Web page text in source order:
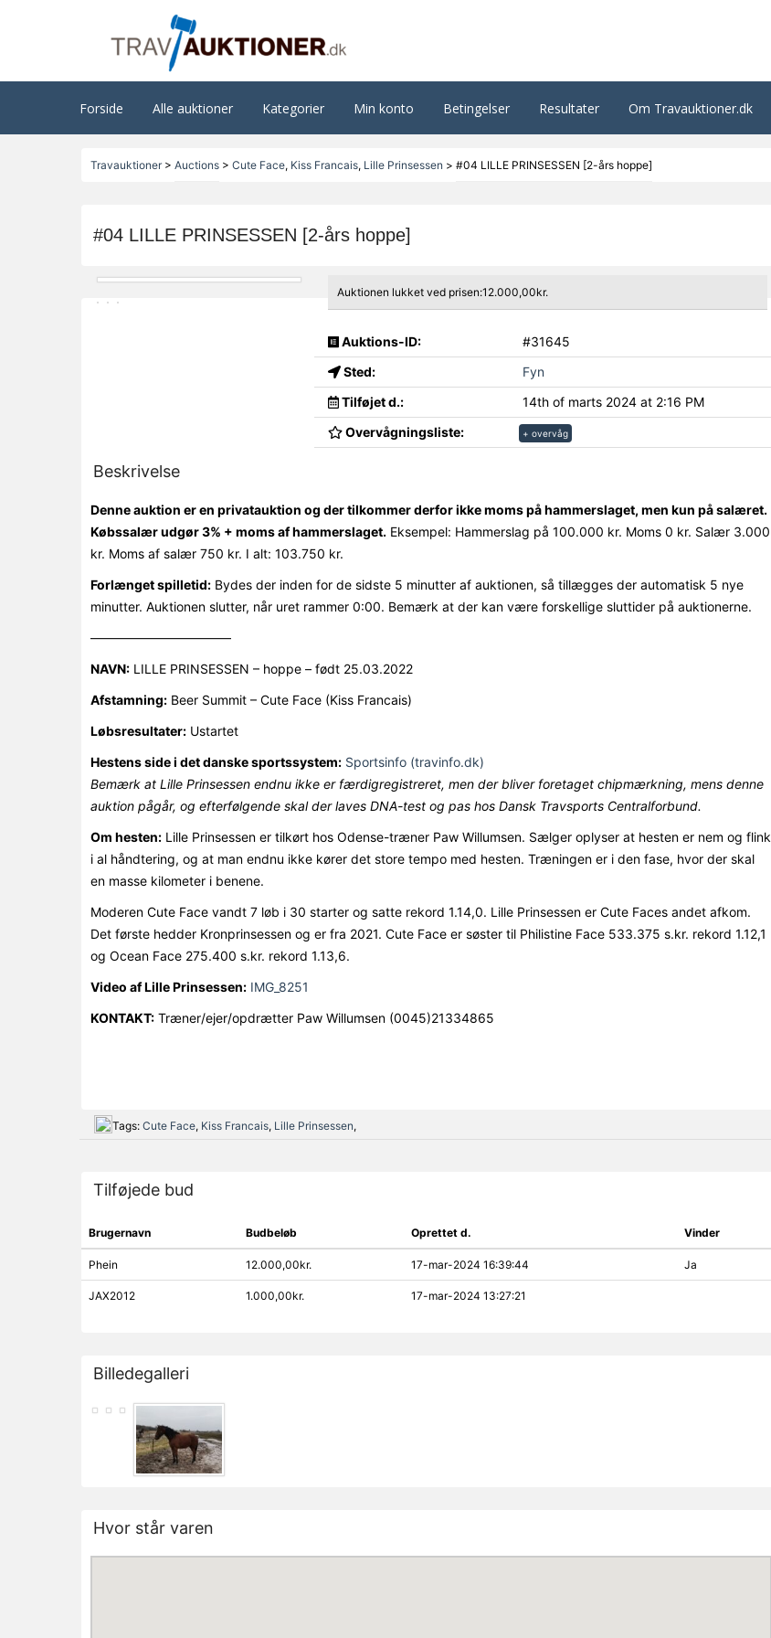
Forside Alle auktioner Kategorier Min konto Betingelser Resultater Om Travauktioner.dk
Travauktioner> Auctions> Cute Face, Kiss Francais, Lille Prinsessen > #04 LILLE PRINSESSEN [2-års hoppe]
#04 LILLE PRINSESSEN [2-års hoppe]
Auktionen lukket ved prisen:12.000,00kr.
Auktions-ID:
#31645
Sted:
Fyn
Tilføjet d.:
14th of marts 2024 at 2:16 PM
Overvågningsliste:
+ overvåg
Beskrivelse
Denne auktion er en privatauktion og der tilkommer derfor ikke moms på hammerslaget, men kun på salæret.
Købssalær udgør 3% + moms af hammerslaget.Eksempel: Hammerslag på 100.000 kr. Moms 0 kr. Salær 3.000
kr. Moms af salær 750 kr. I alt: 103.750 kr.
Forlænget spilletid:Bydes der inden for de sidste 5 minutter af auktionen, så tillægges der automatisk 5 nye
minutter. Auktionen slutter, når uret rammer 0:00. Bemærk at der kan være forskellige sluttider på auktionerne.
———————————
NAVN:LILLE PRINSESSEN – hoppe – født 25.03.2022
Afstamning:Beer Summit – Cute Face (Kiss Francais)
Løbsresultater:Ustartet
Hestens side i det danske sportssystem: Sportsinfo (travinfo.dk)
Bemærk at Lille Prinsessen endnu ikke er færdigregistreret, men der bliver foretaget chipmærkning, mens denne
auktion pågår, og efterfølgende skal der laves DNA-test og pas hos Dansk Travsports Centralforbund.
Om hesten:Lille Prinsessen er tilkørt hos Odense-træner Paw Willumsen. Sælger oplyser at hesten er nem og flink
i al håndtering, og at man endnu ikke kører det store tempo med hesten. Træningen er i den fase, hvor der skal
en masse kilometer i benene.
Moderen Cute Face vandt 7 løb i 30 starter og satte rekord 1.14,0. Lille Prinsessen er Cute Faces andet afkom.
Det første hedder Kronprinsessen og er fra 2021. Cute Face er søster til Philistine Face 533.375 s.kr. rekord 1.12,1
og Ocean Face 275.400 s.kr. rekord 1.13,6.
Video af Lille Prinsessen: IMG_8251
KONTAKT:Træner/ejer/opdrætter Paw Willumsen (0045)21334865
Tags: Cute Face, Kiss Francais, Lille Prinsessen,
Tilføjede bud
Brugernavn Budbeløb Oprettet d. Vinder
Phein 12.000,00kr. 17-mar-2024 16:39:44 Ja
JAX2012 1.000,00kr. 17-mar-2024 13:27:21
Billedegalleri
Hvor står varen